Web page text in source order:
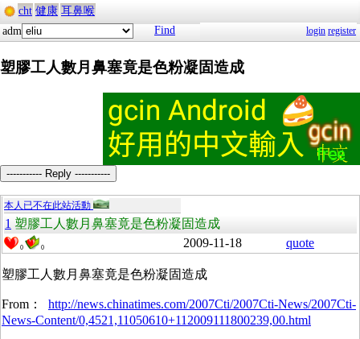
cht 健康 耳鼻喉
adm
Find login register
塑膠工人數月鼻塞竟是色粉凝固造成
----------- Reply -----------
本人已不在此站活動
1 塑膠工人數月鼻塞竟是色粉凝固造成
0 0 2009-11-18 quote
塑膠工人數月鼻塞竟是色粉凝固造成
From： http://news.chinatimes.com/2007Cti/2007Cti-News/2007Cti-
News-Content/0,4521,11050610+112009111800239,00.html